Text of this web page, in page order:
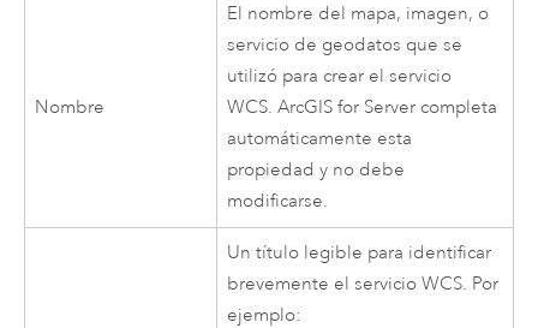
Nombre
El nombre del mapa, imagen, o
servicio de geodatos que se
utilizó para crear el servicio
WCS. ArcGIS for Server completa
automáticamente esta
propiedad y no debe
modificarse.
Un título legible para identificar
brevemente el servicio WCS. Por
ejemplo: